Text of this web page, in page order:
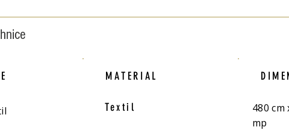
MATERIAL
Textil
480 cm
mp